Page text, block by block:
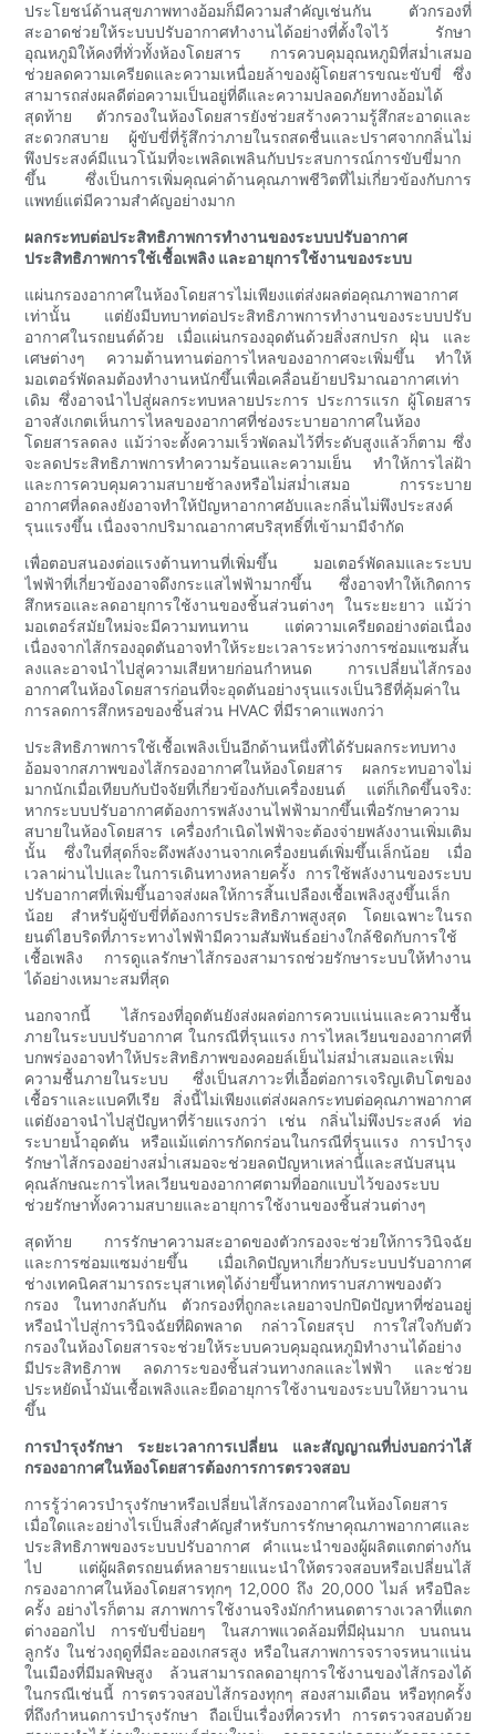
ประโยชน์ด้านสุขภาพทางอ้อมก็มีความสำคัญเช่นกัน ตัวกรองที่
สะอาดช่วยให้ระบบปรับอากาศทำงานได้อย่างที่ตั้งใจไว้ รักษา
อุณหภูมิให้คงที่ทั่วทั้งห้องโดยสาร การควบคุมอุณหภูมิที่สม่ำเสมอ
ช่วยลดความเครียดและความเหนื่อยล้าของผู้โดยสารขณะขับขี่ ซึ่ง
สามารถส่งผลดีต่อความเป็นอยู่ที่ดีและความปลอดภัยทางอ้อมได้
สุดท้าย ตัวกรองในห้องโดยสารยังช่วยสร้างความรู้สึกสะอาดและ
สะดวกสบาย ผู้ขับขี่ที่รู้สึกว่าภายในรถสดชื่นและปราศจากกลิ่นไม่
พึงประสงค์มีแนวโน้มที่จะเพลิดเพลินกับประสบการณ์การขับขี่มาก
ขึ้น ซึ่งเป็นการเพิ่มคุณค่าด้านคุณภาพชีวิตที่ไม่เกี่ยวข้องกับการ
แพทย์แต่มีความสำคัญอย่างมาก
ผลกระทบต่อประสิทธิภาพการทำงานของระบบปรับอากาศ
ประสิทธิภาพการใช้เชื้อเพลิง และอายุการใช้งานของระบบ
แผ่นกรองอากาศในห้องโดยสารไม่เพียงแต่ส่งผลต่อคุณภาพอากาศ
เท่านั้น แต่ยังมีบทบาทต่อประสิทธิภาพการทำงานของระบบปรับ
อากาศในรถยนต์ด้วย เมื่อแผ่นกรองอุดตันด้วยสิ่งสกปรก ฝุ่น และ
เศษต่างๆ ความต้านทานต่อการไหลของอากาศจะเพิ่มขึ้น ทำให้
มอเตอร์พัดลมต้องทำงานหนักขึ้นเพื่อเคลื่อนย้ายปริมาณอากาศเท่า
เดิม ซึ่งอาจนำไปสู่ผลกระทบหลายประการ ประการแรก ผู้โดยสาร
อาจสังเกตเห็นการไหลของอากาศที่ช่องระบายอากาศในห้อง
โดยสารลดลง แม้ว่าจะตั้งความเร็วพัดลมไว้ที่ระดับสูงแล้วก็ตาม ซึ่ง
จะลดประสิทธิภาพการทำความร้อนและความเย็น ทำให้การไล่ฝ้า
และการควบคุมความสบายช้าลงหรือไม่สม่ำเสมอ การระบาย
อากาศที่ลดลงยังอาจทำให้ปัญหาอากาศอับและกลิ่นไม่พึงประสงค์
รุนแรงขึ้น เนื่องจากปริมาณอากาศบริสุทธิ์ที่เข้ามามีจำกัด
เพื่อตอบสนองต่อแรงต้านทานที่เพิ่มขึ้น มอเตอร์พัดลมและระบบ
ไฟฟ้าที่เกี่ยวข้องอาจดึงกระแสไฟฟ้ามากขึ้น ซึ่งอาจทำให้เกิดการ
สึกหรอและลดอายุการใช้งานของชิ้นส่วนต่างๆ ในระยะยาว แม้ว่า
มอเตอร์สมัยใหม่จะมีความทนทาน แต่ความเครียดอย่างต่อเนื่อง
เนื่องจากไส้กรองอุดตันอาจทำให้ระยะเวลาระหว่างการซ่อมแซมสั้น
ลงและอาจนำไปสู่ความเสียหายก่อนกำหนด การเปลี่ยนไส้กรอง
อากาศในห้องโดยสารก่อนที่จะอุดตันอย่างรุนแรงเป็นวิธีที่คุ้มค่าใน
การลดการสึกหรอของชิ้นส่วน HVAC ที่มีราคาแพงกว่า
ประสิทธิภาพการใช้เชื้อเพลิงเป็นอีกด้านหนึ่งที่ได้รับผลกระทบทาง
อ้อมจากสภาพของไส้กรองอากาศในห้องโดยสาร ผลกระทบอาจไม่
มากนักเมื่อเทียบกับปัจจัยที่เกี่ยวข้องกับเครื่องยนต์ แต่ก็เกิดขึ้นจริง:
หากระบบปรับอากาศต้องการพลังงานไฟฟ้ามากขึ้นเพื่อรักษาความ
สบายในห้องโดยสาร เครื่องกำเนิดไฟฟ้าจะต้องจ่ายพลังงานเพิ่มเติม
นั้น ซึ่งในที่สุดก็จะดึงพลังงานจากเครื่องยนต์เพิ่มขึ้นเล็กน้อย เมื่อ
เวลาผ่านไปและในการเดินทางหลายครั้ง การใช้พลังงานของระบบ
ปรับอากาศที่เพิ่มขึ้นอาจส่งผลให้การสิ้นเปลืองเชื้อเพลิงสูงขึ้นเล็ก
น้อย สำหรับผู้ขับขี่ที่ต้องการประสิทธิภาพสูงสุด โดยเฉพาะในรถ
ยนต์ไฮบริดที่ภาระทางไฟฟ้ามีความสัมพันธ์อย่างใกล้ชิดกับการใช้
เชื้อเพลิง การดูแลรักษาไส้กรองสามารถช่วยรักษาระบบให้ทำงาน
ได้อย่างเหมาะสมที่สุด
นอกจากนี้ ไส้กรองที่อุดตันยังส่งผลต่อการควบแน่นและความชื้น
ภายในระบบปรับอากาศ ในกรณีที่รุนแรง การไหลเวียนของอากาศที่
บกพร่องอาจทำให้ประสิทธิภาพของคอยล์เย็นไม่สม่ำเสมอและเพิ่ม
ความชื้นภายในระบบ ซึ่งเป็นสภาวะที่เอื้อต่อการเจริญเติบโตของ
เชื้อราและแบคทีเรีย สิ่งนี้ไม่เพียงแต่ส่งผลกระทบต่อคุณภาพอากาศ
แต่ยังอาจนำไปสู่ปัญหาที่ร้ายแรงกว่า เช่น กลิ่นไม่พึงประสงค์ ท่อ
ระบายน้ำอุดตัน หรือแม้แต่การกัดกร่อนในกรณีที่รุนแรง การบำรุง
รักษาไส้กรองอย่างสม่ำเสมอจะช่วยลดปัญหาเหล่านี้และสนับสนุน
คุณลักษณะการไหลเวียนของอากาศตามที่ออกแบบไว้ของระบบ
ช่วยรักษาทั้งความสบายและอายุการใช้งานของชิ้นส่วนต่างๆ
สุดท้าย การรักษาความสะอาดของตัวกรองจะช่วยให้การวินิจฉัย
และการซ่อมแซมง่ายขึ้น เมื่อเกิดปัญหาเกี่ยวกับระบบปรับอากาศ
ช่างเทคนิคสามารถระบุสาเหตุได้ง่ายขึ้นหากทราบสภาพของตัว
กรอง ในทางกลับกัน ตัวกรองที่ถูกละเลยอาจปกปิดปัญหาที่ซ่อนอยู่
หรือนำไปสู่การวินิจฉัยที่ผิดพลาด กล่าวโดยสรุป การใส่ใจกับตัว
กรองในห้องโดยสารจะช่วยให้ระบบควบคุมอุณหภูมิทำงานได้อย่าง
มีประสิทธิภาพ ลดภาระของชิ้นส่วนทางกลและไฟฟ้า และช่วย
ประหยัดน้ำมันเชื้อเพลิงและยืดอายุการใช้งานของระบบให้ยาวนาน
ขึ้น
การบำรุงรักษา ระยะเวลาการเปลี่ยน และสัญญาณที่บ่งบอกว่าไส้
กรองอากาศในห้องโดยสารต้องการการตรวจสอบ
การรู้ว่าควรบำรุงรักษาหรือเปลี่ยนไส้กรองอากาศในห้องโดยสาร
เมื่อใดและอย่างไรเป็นสิ่งสำคัญสำหรับการรักษาคุณภาพอากาศและ
ประสิทธิภาพของระบบปรับอากาศ คำแนะนำของผู้ผลิตแตกต่างกัน
ไป แต่ผู้ผลิตรถยนต์หลายรายแนะนำให้ตรวจสอบหรือเปลี่ยนไส้
กรองอากาศในห้องโดยสารทุกๆ 12,000 ถึง 20,000 ไมล์ หรือปีละ
ครั้ง อย่างไรก็ตาม สภาพการใช้งานจริงมักกำหนดตารางเวลาที่แตก
ต่างออกไป การขับขี่บ่อยๆ ในสภาพแวดล้อมที่มีฝุ่นมาก บนถนน
ลูกรัง ในช่วงฤดูที่มีละอองเกสรสูง หรือในสภาพการจราจรหนาแน่น
ในเมืองที่มีมลพิษสูง ล้วนสามารถลดอายุการใช้งานของไส้กรองได้
ในกรณีเช่นนี้ การตรวจสอบไส้กรองทุกๆ สองสามเดือน หรือทุกครั้ง
ที่ถึงกำหนดการบำรุงรักษา ถือเป็นเรื่องที่ควรทำ การตรวจสอบด้วย